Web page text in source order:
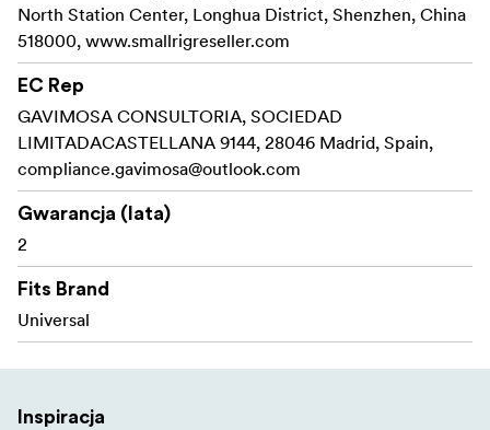
Niebieskie światło i zielone światło są wymienne z
bezprzewodowym kontrolerem pokrętła SmallRig
FIZ
Gdy kontroler koła zamachowego i silnik odbiornika
świecą się na niebiesko i zielono, oznacza to
pomyślne automatyczne połączenie.
Bezprzewodowy silnik odbiornika jest kompatybilny
niewystarczającym momentem obrotowym, należy
użyć dostarczonego przewodu zasilającego lub
kabla USB 3.0.
Pakiet zawiera:
1x bezprzewodowy kontroler kółka ręcznego
North Station Center, Longhua District, Shenzhen, China
518000, www.smallrigreseller.com
EC Rep
GAVIMOSA CONSULTORIA, SOCIEDAD
LIMITADACASTELLANA 9144, 28046 Madrid, Spain,
compliance.gavimosa@outlook.com
Gwarancja (lata)
2
Fits Brand
Universal
Inspiracja